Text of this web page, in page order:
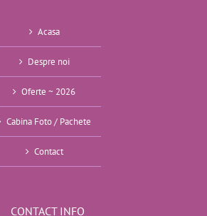
Acasa
Despre noi
Oferte ~ 2026
Cabina Foto / Pachete
Contact
CONTACT INFO